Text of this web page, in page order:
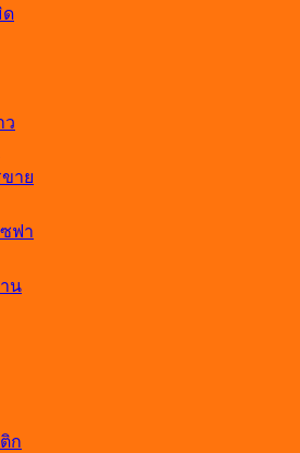
ด
ว
าย
ฟา
น
ก